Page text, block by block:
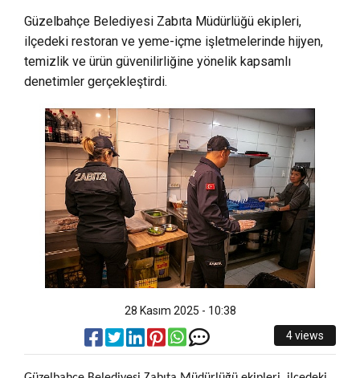
Güzelbahçe Belediyesi Zabıta Müdürlüğü ekipleri,
ilçedeki restoran ve yeme-içme işletmelerinde hijyen,
temizlik ve ürün güvenilirliğine yönelik kapsamlı
denetimler gerçekleştirdi.
28 Kasım 2025 - 10:38
4 views